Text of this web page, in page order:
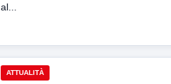
al...
ATTUALITÀ